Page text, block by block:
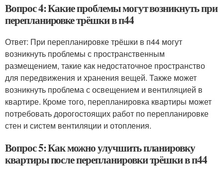
Вопрос 4: Какие проблемы могут возникнуть при
перепланировке трёшки в п44
Ответ: При перепланировке трёшки в п44 могут
возникнуть проблемы с пространственным
размещением, такие как недостаточное пространство
для передвижения и хранения вещей. Также может
возникнуть проблема с освещением и вентиляцией в
квартире. Кроме того, перепланировка квартиры может
потребовать дорогостоящих работ по перепланировке
стен и систем вентиляции и отопления.
Вопрос 5: Как можно улучшить планировку
квартиры после перепланировки трёшки в п44